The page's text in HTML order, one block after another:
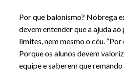
Por que balonismo? Nóbrega
devem entender que a ajuda
limites, nem mesmo o céu.
Porque os alunos devem
equipe e saberem que